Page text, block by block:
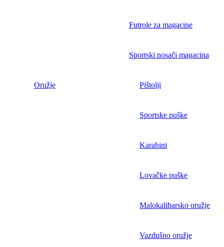
Futrole za magacine
Sportski nosači magacina
Oružje Pištolji
Sportske puške
Karabini
Lovačke puške
Malokalibarsko oružje
Vazdušno oružje